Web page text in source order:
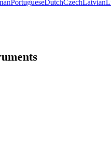
PortugueseDutchCzechLatvian